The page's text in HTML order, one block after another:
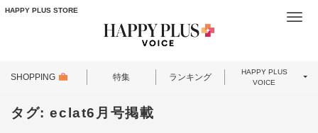
HAPPY PLUS STORE
SHOPPING 特集 ランキング
HAPPY PLUS
VOICE
タグ:eclat6月号掲載